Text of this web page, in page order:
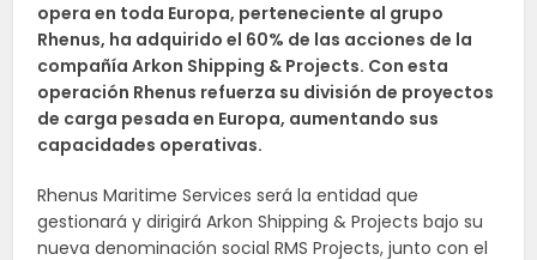
opera en toda Europa, perteneciente al grupo
Rhenus, ha adquirido el 60% de las acciones de la
compañía Arkon Shipping & Projects. Con esta
operación Rhenus refuerza su división de proyectos
de carga pesada en Europa, aumentando sus
capacidades operativas.
Rhenus Maritime Services será la entidad que
gestionará y dirigirá Arkon Shipping & Projects bajo su
nueva denominación social RMS Projects, junto con el